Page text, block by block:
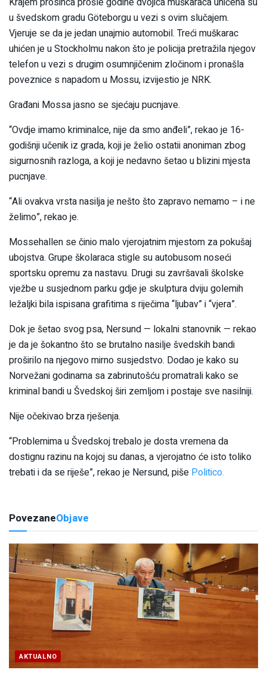
u švedskom gradu Göteborgu u vezi s ovim slučajem.
Vjeruje se da je jedan unajmio automobil. Treći muškarac
uhićen je u Stockholmu nakon što je policija pretražila njegov
telefon u vezi s drugim osumnjičenim zločinom i pronašla
poveznice s napadom u Mossu, izvijestio je NRK.
Građani Mossa jasno se sjećaju pucnjave.
“Ovdje imamo kriminalce, nije da smo anđeli”, rekao je 16-
godišnji učenik iz grada, koji je želio ostatii anoniman zbog
sigurnosnih razloga, a koji je nedavno šetao u blizini mjesta
pucnjave.
“Ali ovakva vrsta nasilja je nešto što zapravo nemamo – i ne
želimo”, rekao je.
Mossehallen se činio malo vjerojatnim mjestom za pokušaj
ubojstva. Grupe školaraca stigle su autobusom noseći
sportsku opremu za nastavu. Drugi su završavali školske
vježbe u susjednom parku gdje je skulptura dviju golemih
ležaljki bila ispisana grafitima s riječima “ljubav” i “vjera”.
Dok je šetao svog psa, Nersund — lokalni stanovnik — rekao
je da je šokantno što se brutalno nasilje švedskih bandi
proširilo na njegovo mirno susjedstvo. Dodao je kako su
Norvežani godinama sa zabrinutošću promatrali kako se
kriminal bandi u Švedskoj širi zemljom i postaje sve nasilniji.
Nije očekivao brza rješenja.
“Problemima u Švedskoj trebalo je dosta vremena da
dostignu razinu na kojoj su danas, a vjerojatno će isto toliko
trebati i da se riješe”, rekao je Nersund, piše Politico.
PovezaneObjave
AKTUALNO